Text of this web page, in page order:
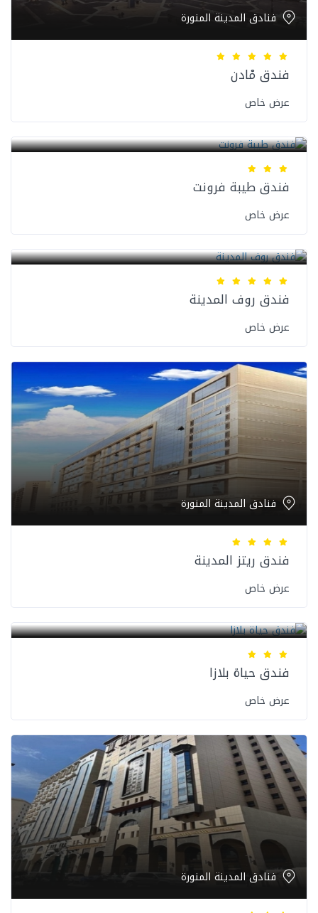
فنادق المدينة المنورة
فندق مْادن
عرض خاص
فندق طيبة فرونت
عرض خاص
فندق روف المدينة
عرض خاص
فنادق المدينة المنورة
فندق ريتز المدينة
عرض خاص
فندق حياة بلازا
عرض خاص
فنادق المدينة المنورة